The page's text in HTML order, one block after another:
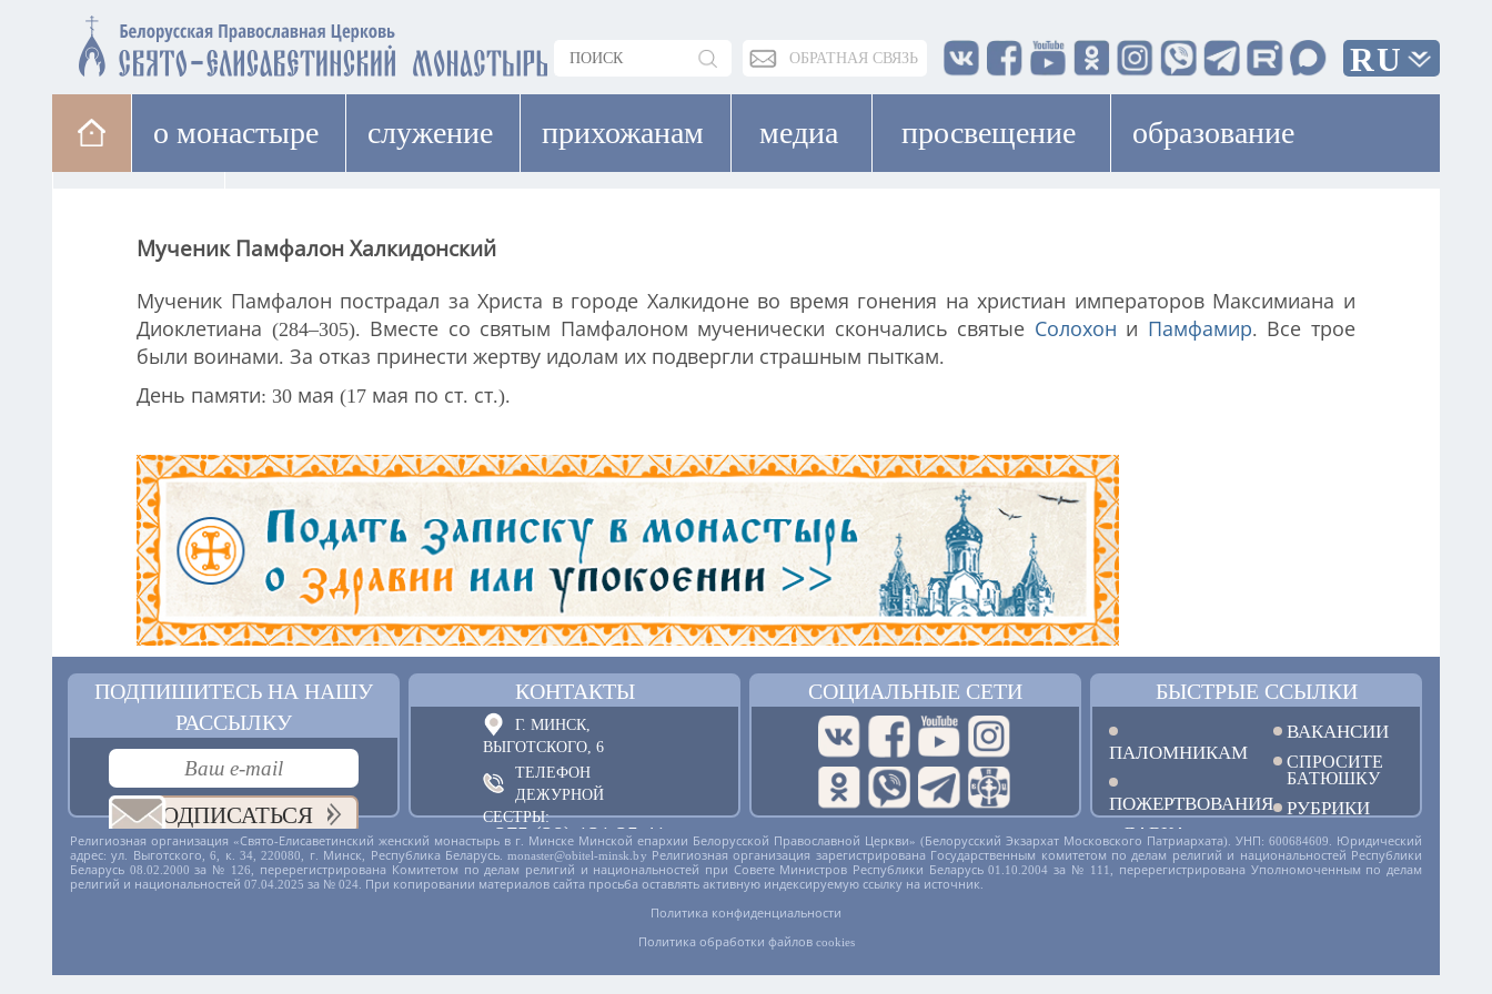
ОБРАТНАЯ СВЯЗЬ RU
о монастыре cлужение прихожанам медиа просвещение образование
Мученик Памфалон Халкидонский
Мученик Памфалон пострадал за Христа в городе Халкидоне во время гонения на христиан императоров Максимиана и
Диоклетиана (284–305). Вместе со святым Памфалоном мученически скончались святые Солохон и Памфамир. Все трое
были воинами. За отказ принести жертву идолам их подвергли страшным пыткам.
День памяти: 30 мая (17 мая по ст. ст.).
ПОДПИШИТЕСЬ НА НАШУ
РАССЫЛКУ
ПОДПИСАТЬСЯ
КОНТАКТЫ
Г. МИНСК,
ВЫГОТСКОГО, 6
ТЕЛЕФОН
ДЕЖУРНОЙ
СЕСТРЫ:
+375 (29) 121 25 41
ОБРАТНАЯ СВЯЗЬ
СОЦИАЛЬНЫЕ СЕТИ БЫСТРЫЕ ССЫЛКИ
ПАЛОМНИКАМ
ПОЖЕРТВОВАНИЯ
ЛАВКА
ВАКАНСИИ
СПРОСИТЕ
БАТЮШКУ
РУБРИКИ
Религиозная организация «Свято-Елисаветинский женский монастырь в г. Минске Минской епархии Белорусской Православной Церкви» (Белорусский Экзархат Московского Патриархата). УНП: 600684609. Юридический
адрес: ул. Выготского, 6, к. 34, 220080, г. Минск, Республика Беларусь. monaster@obitel-minsk.by Религиозная организация зарегистрирована Государственным комитетом по делам религий и национальностей Республики
Беларусь 08.02.2000 за № 126, перерегистрирована Комитетом по делам религий и национальностей при Совете Министров Республики Беларусь 01.10.2004 за № 111, перерегистрирована Уполномоченным по делам
религий и национальностей 07.04.2025 за № 024. При копировании материалов сайта просьба оставлять активную индексируемую ссылку на источник.
Политика конфиденциальности
Политика обработки файлов cookies